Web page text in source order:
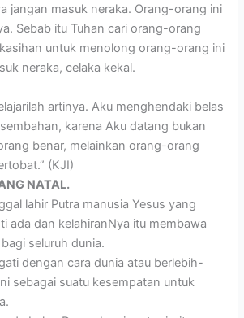
jangan masuk neraka. Orang-orang ini
Sebab itu Tuhan cari orang-orang
untuk menolong orang-orang ini
neraka, celaka kekal.
artinya. Aku menghendaki belas
karena Aku datang bukan
benar, melainkan orang-orang
(KJI)
NATAL.
lahir Putra manusia Yesus yang
ada dan kelahiranNya itu membawa
seluruh dunia.
dengan cara dunia atau berlebih-
sebagai suatu kesempatan untuk